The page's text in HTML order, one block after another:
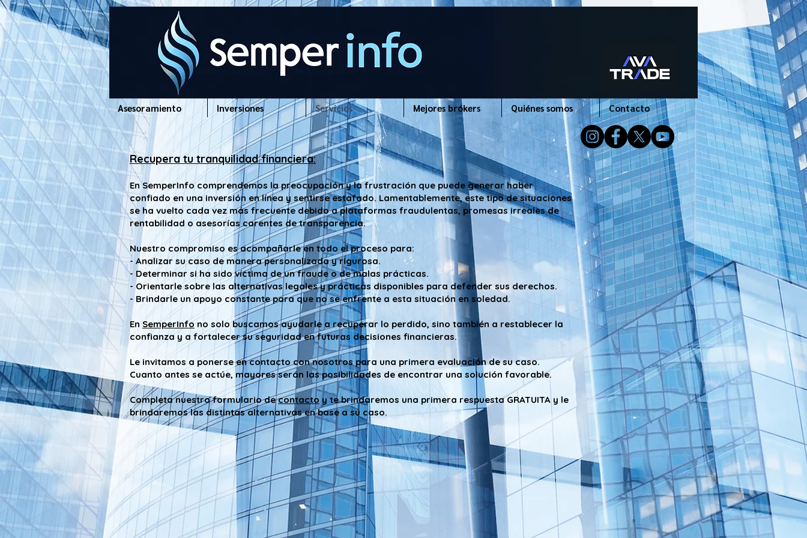
www.semperinfo.com
Asesoramiento Inversiones Servicios Mejores brókers Quiénes somos Contacto
Recupera tu tranquilidad financiera:
En SemperInfo comprendemos la preocupación y la frustración que puede generar haber
confiado en una inversión en línea y sentirse estafado. Lamentablemente, este tipo de situaciones
se ha vuelto cada vez más frecuente debido a plataformas fraudulentas, promesas irreales de
rentabilidad o asesorías carentes de transparencia.
Nuestro compromiso es acompañarle en todo el proceso para:
- Analizar su caso de manera personalizada y rigurosa.
- Determinar si ha sido víctima de un fraude o de malas prácticas.
- Orientarle sobre las alternativas legales y prácticas disponibles para defender sus derechos.
- Brindarle un apoyo constante para que no se enfrente a esta situación en soledad.
En SemperInfo no solo buscamos ayudarle a recuperar lo perdido, sino también a restablecer la
confianza y a fortalecer su seguridad en futuras decisiones financieras.
Le invitamos a ponerse en contacto con nosotros para una primera evaluación de su caso.
Cuanto antes se actúe, mayores serán las posibilidades de encontrar una solución favorable.
Completa nuestro formulario decontacto y te brindaremos una primera respuesta GRATUITA y le
brindaremos las distintas alternativas en base a su caso.